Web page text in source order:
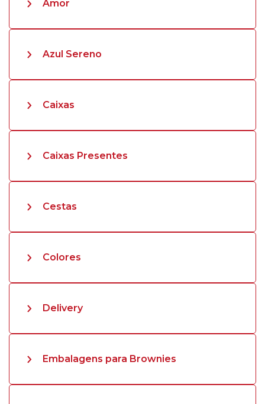
Amor
Azul Sereno
Caixas
Caixas Presentes
Cestas
Colores
Delivery
Embalagens para Brownies